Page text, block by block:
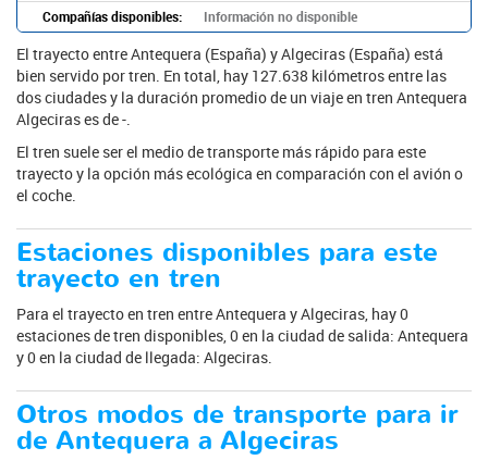
Compañías disponibles: Información no disponible
El trayecto entre Antequera (España) y Algeciras (España) está
bien servido por tren. En total, hay 127.638 kilómetros entre las
dos ciudades y la duración promedio de un viaje en tren Antequera
Algeciras es de -.
El tren suele ser el medio de transporte más rápido para este
trayecto y la opción más ecológica en comparación con el avión o
el coche.
Estaciones disponibles para este
trayecto en tren
Para el trayecto en tren entre Antequera y Algeciras, hay 0
estaciones de tren disponibles, 0 en la ciudad de salida: Antequera
y 0 en la ciudad de llegada: Algeciras.
Otros modos de transporte para ir
de Antequera a Algeciras